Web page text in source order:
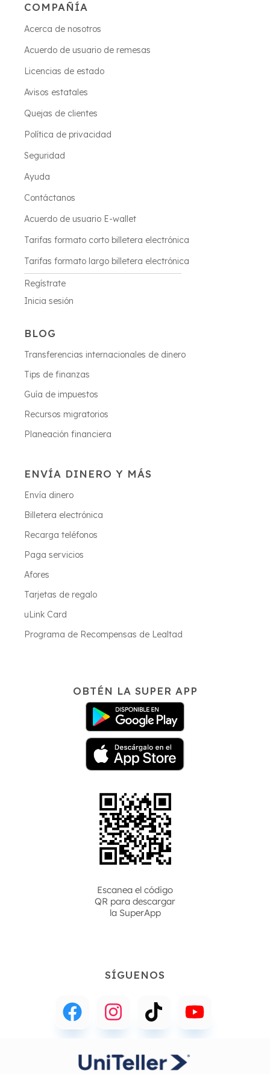
COMPAÑÍA
Acerca de nosotros
Acuerdo de usuario de remesas
Licencias de estado
Avisos estatales
Quejas de clientes
Política de privacidad
Seguridad
Ayuda
Contáctanos
Acuerdo de usuario E-wallet
Tarifas formato corto billetera electrónica
Tarifas formato largo billetera electrónica
Regístrate
Inicia sesión
BLOG
Transferencias internacionales de dinero
Tips de finanzas
Guía de impuestos
Recursos migratorios
Planeación financiera
ENVÍA DINERO Y MÁS
Envía dinero
Billetera electrónica
Recarga teléfonos
Paga servicios
Afores
Tarjetas de regalo
uLink Card
Programa de Recompensas de Lealtad
OBTÉN LA SUPER APP
Escanea el código
QR para descargar
la SuperApp
SÍGUENOS